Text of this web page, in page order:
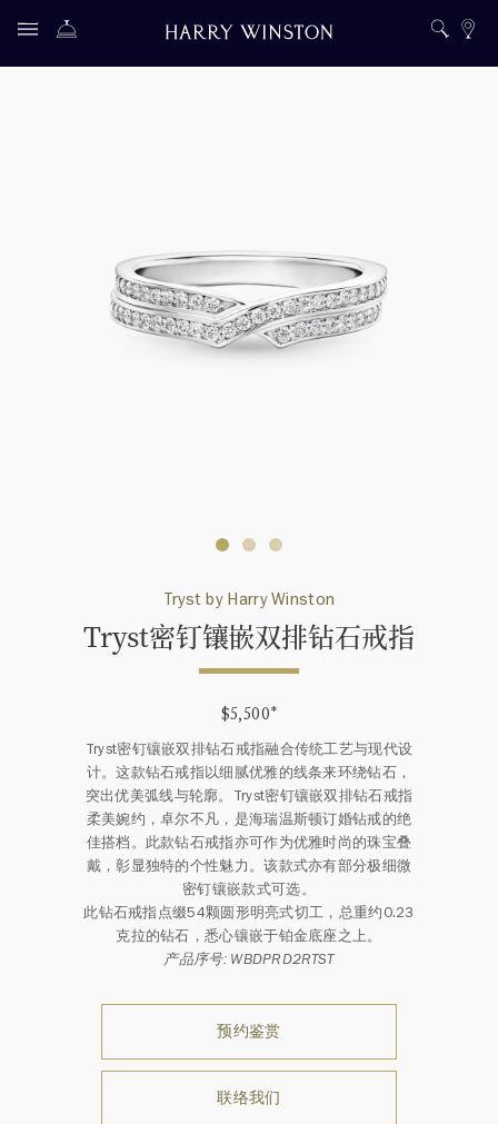
Tryst by Harry Winston
Tryst密钉镶嵌双排钻石戒指
$5,500*
Tryst密钉镶嵌双排钻石戒指融合传统工艺与现代设
计。这款钻石戒指以细腻优雅的线条来环绕钻石，
突出优美弧线与轮廓。Tryst密钉镶嵌双排钻石戒指
柔美婉约，卓尔不凡，是海瑞温斯顿订婚钻戒的绝
佳搭档。此款钻石戒指亦可作为优雅时尚的珠宝叠
戴，彰显独特的个性魅力。该款式亦有部分极细微
密钉镶嵌款式可选。
此钻石戒指点缀54颗圆形明亮式切工，总重约0.23
克拉的钻石，悉心镶嵌于铂金底座之上。
产品序号: WBDPRD2RTST
预约鉴赏
联络我们